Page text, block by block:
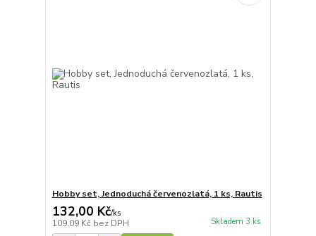
Hobby set, Jednoduchá červenozlatá, 1 ks, Rautis
132,00 Kč/ks
109,09 Kč bez DPH Skladem 3 ks